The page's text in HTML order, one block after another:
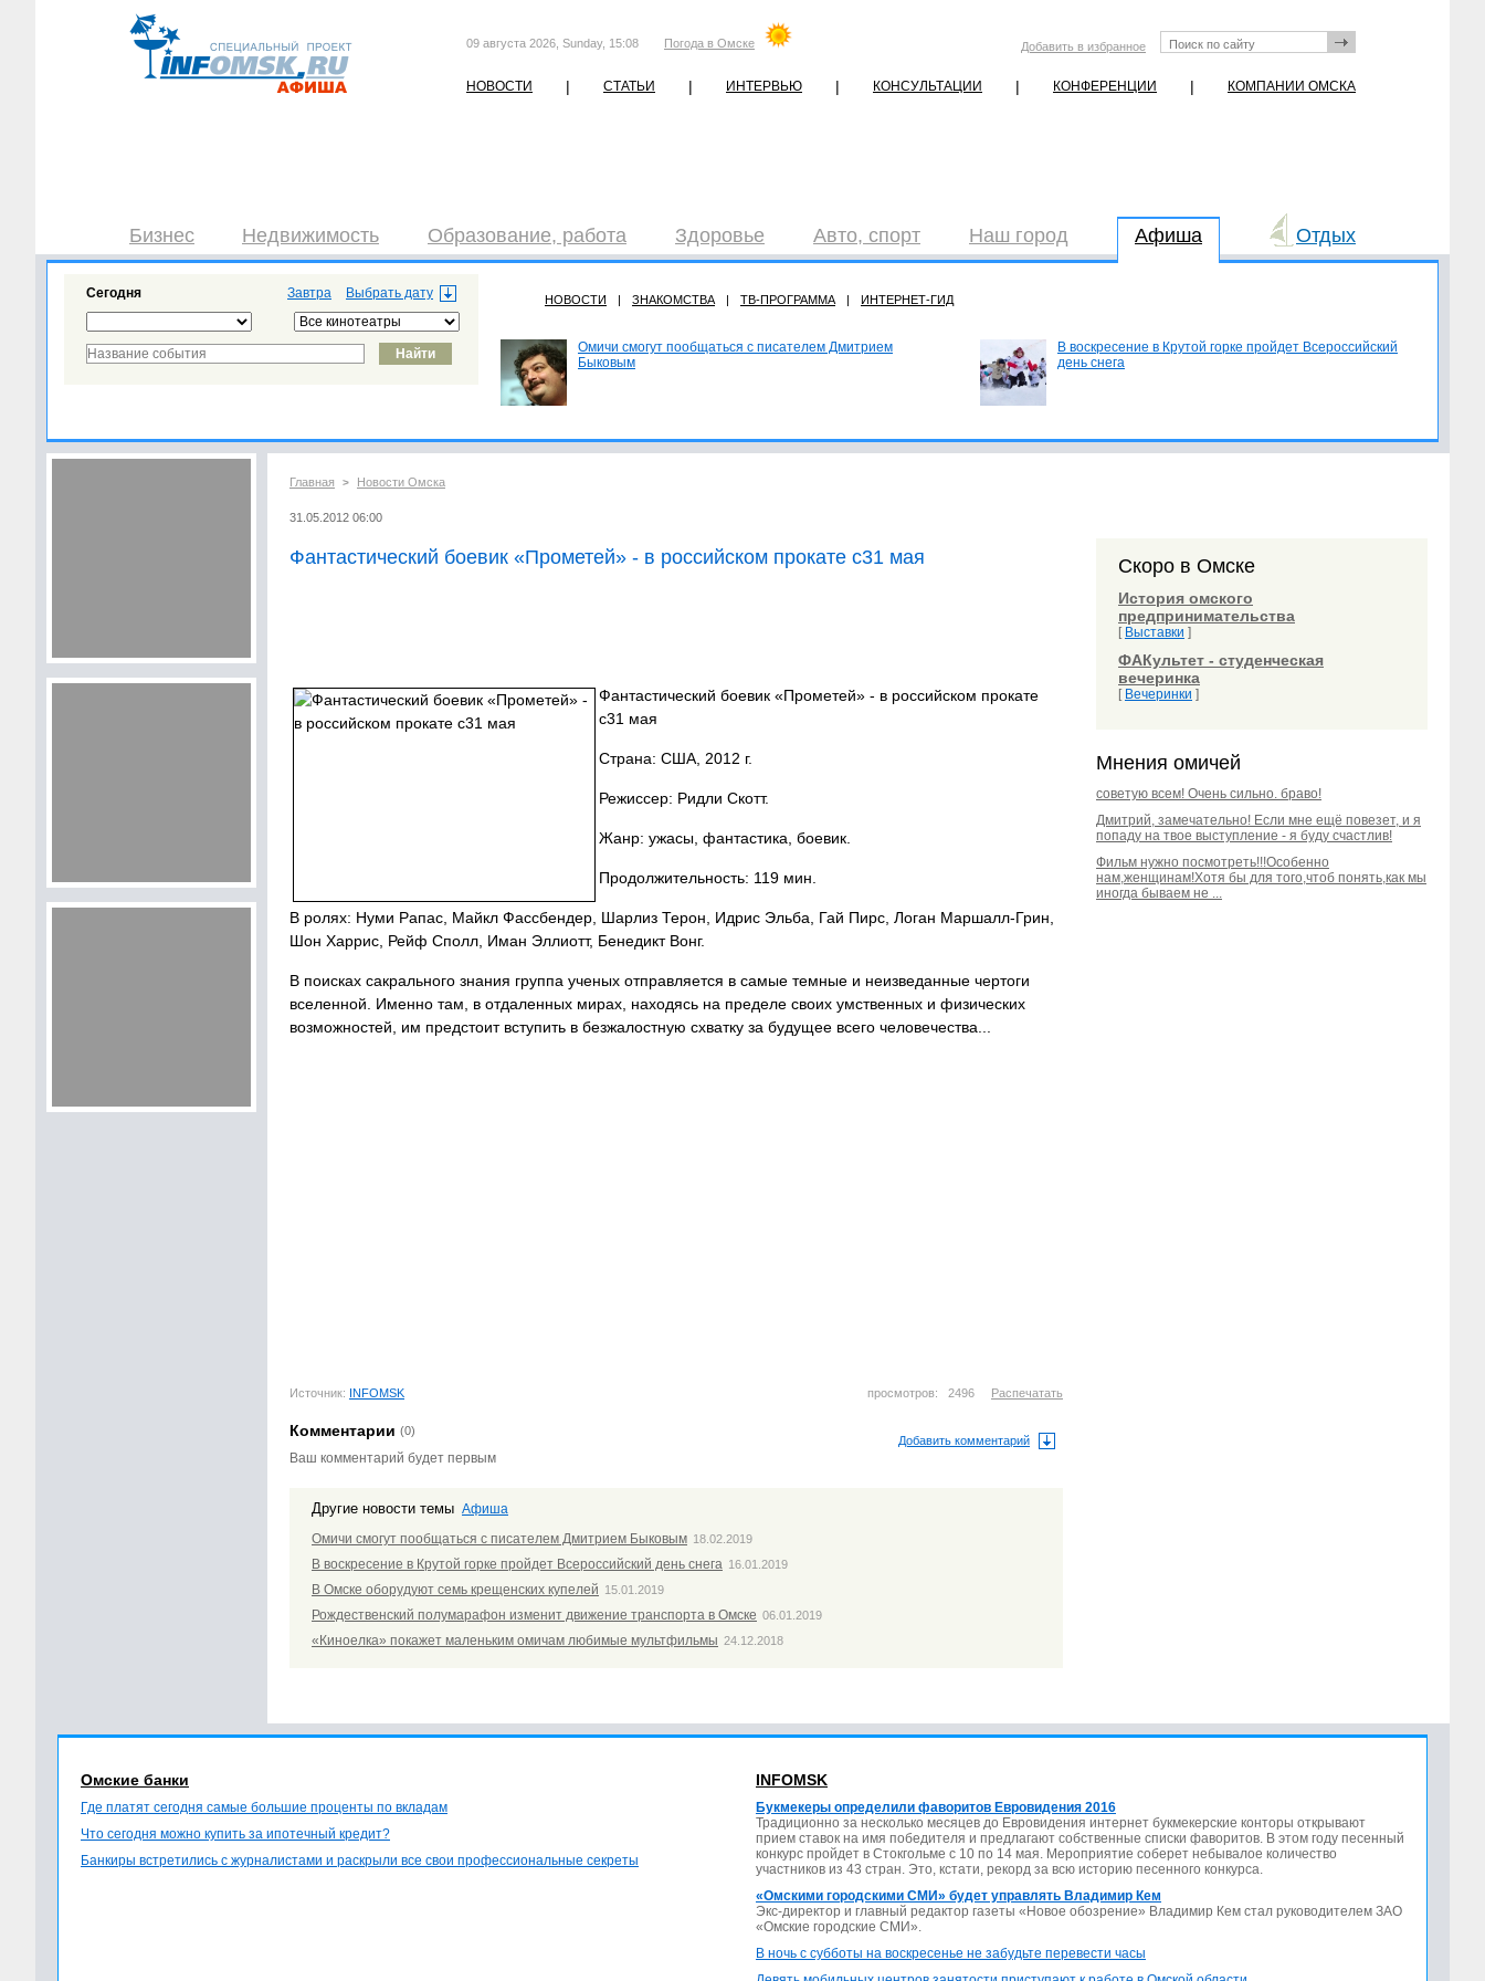
09 августа 2026, Sunday, 15:08 Погода в Омске Добавить в избранное
НОВОСТИ | СТАТЬИ | ИНТЕРВЬЮ | КОНСУЛЬТАЦИИ | КОНФЕРЕНЦИИ | КОМПАНИИ ОМСКА
Бизнес Недвижимость Образование, работа Здоровье Авто, спорт Наш город Афиша Отдых
Завтра
Сегодня НОВОСТИ | ЗНАКОМСТВА | ТВ-ПРОГРАММА | ИНТЕРНЕТ-ГИД
Омичи смогут пообщаться с писателем Дмитрием
Быковым
В воскресение в Крутой горке пройдет Всероссийский
день снега
Главная > Новости Омска
31.05.2012 06:00
Фантастический боевик «Прометей» - в российском прокате с31 мая
Фантастический боевик «Прометей» - в российском прокате
с31 мая
Страна: США, 2012 г.
Режиссер: Ридли Скотт.
Жанр: ужасы, фантастика, боевик.
Продолжительность: 119 мин.
В ролях: Нуми Рапас, Майкл Фассбендер, Шарлиз Терон, Идрис Эльба, Гай Пирс, Логан Маршалл-Грин,
Шон Харрис, Рейф Сполл, Иман Эллиотт, Бенедикт Вонг.
В поисках сакрального знания группа ученых отправляется в самые темные и неизведанные чертоги
вселенной. Именно там, в отдаленных мирах, находясь на пределе своих умственных и физических
возможностей, им предстоит вступить в безжалостную схватку за будущее всего человечества...
просмотров: 2496 Распечатать
Источник: INFOMSK
Добавить комментарий
Комментарии (0)
Ваш комментарий будет первым
Другие новости темы Афиша
Омичи смогут пообщаться с писателем Дмитрием Быковым 18.02.2019
В воскресение в Крутой горке пройдет Всероссийский день снега 16.01.2019
В Омске оборудуют семь крещенских купелей 15.01.2019
Рождественский полумарафон изменит движение транспорта в Омске 06.01.2019
«Киноелка» покажет маленьким омичам любимые мультфильмы 24.12.2018
Скоро в Омске
История омского
предпринимательства
[ Выставки ]
ФАКультет - студенческая
вечеринка
[ Вечеринки ]
Мнения омичей
советую всем! Очень сильно. браво!
Дмитрий, замечательно! Если мне ещё повезет, и я
попаду на твое выступление - я буду счастлив!
Фильм нужно посмотреть!!!Особенно
нам,женщинам!Хотя бы для того,чтоб понять,как мы
иногда бываем не ...
Омские банки
Где платят сегодня самые большие проценты по вкладам
Что сегодня можно купить за ипотечный кредит?
Банкиры встретились с журналистами и раскрыли все свои профессиональные секреты
INFOMSK
Букмекеры определили фаворитов Евровидения 2016
Традиционно за несколько месяцев до Евровидения интернет букмекерские конторы открывают
прием ставок на имя победителя и предлагают собственные списки фаворитов. В этом году песенный
конкурс пройдет в Стокгольме с 10 по 14 мая. Мероприятие соберет небывалое количество
участников из 43 стран. Это, кстати, рекорд за всю историю песенного конкурса.
«Омскими городскими СМИ» будет управлять Владимир Кем
Экс-директор и главный редактор газеты «Новое обозрение» Владимир Кем стал руководителем ЗАО
«Омские городские СМИ».
В ночь с субботы на воскресенье не забудьте перевести часы